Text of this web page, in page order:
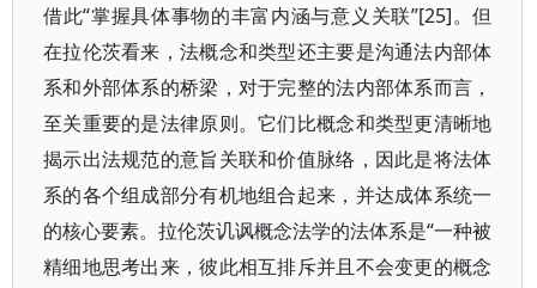
借此“掌握具体事物的丰富内涵与意义关联”[25]。但
在拉伦茨看来，法概念和类型还主要是沟通法内部体
系和外部体系的桥梁，对于完整的法内部体系而言，
至关重要的是法律原则。它们比概念和类型更清晰地
揭示出法规范的意旨关联和价值脉络，因此是将法体
系的各个组成部分有机地组合起来，并达成体系统一
的核心要素。拉伦茨讥讽概念法学的法体系是“一种被
精细地思考出来，彼此相互排斥并且不会变更的概念